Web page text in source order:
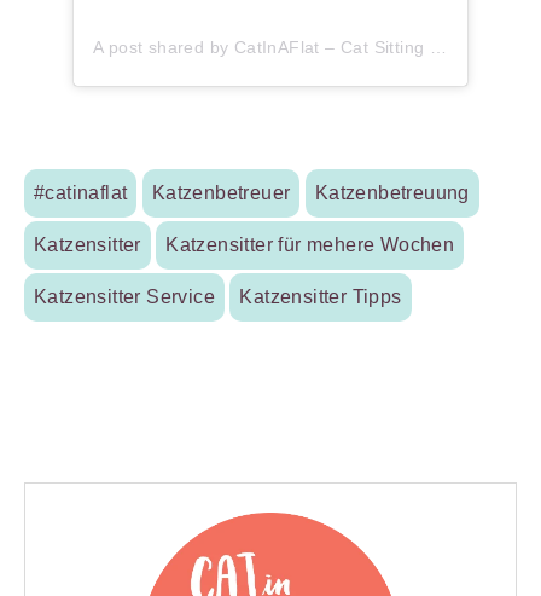
A post shared by CatInAFlat – Cat Sitting (@catinaflat)
#catinaflat Katzenbetreuer Katzenbetreuung
Katzensitter Katzensitter für mehere Wochen
Katzensitter Service Katzensitter Tipps